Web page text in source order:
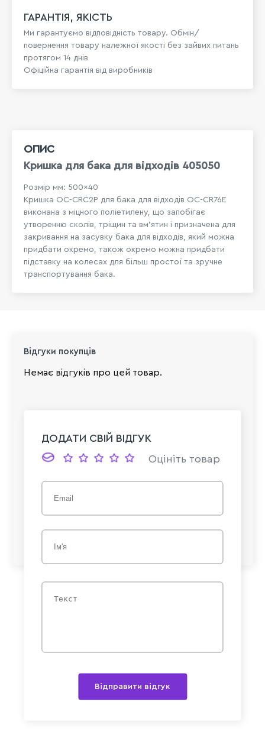
ГАРАНТІЯ, ЯКІСТЬ
Ми гарантуємо відповідність товару. Обмін/
повернення товару належної якості без зайвих питань
протягом 14 днів
Офіційна гарантія від виробників
ОПИС
Кришка для бака для відходів 405050
Розмір мм: 500×40
Кришка OC-CRC2P для бака для відходів OC-CR76E
виконана з міцного поліетилену, що запобігає
утворенню сколів, тріщин та вм'ятин і призначена для
закривання на засувку бака для відходів, який можна
придбати окремо, також окремо можна придбати
підставку на колесах для більш простої та зручне
транспортування бака.
Відгуки покупців
Немає відгуків про цей товар.
ДОДАТИ СВІЙ ВІДГУК
Оцініть товар
Відправити відгук